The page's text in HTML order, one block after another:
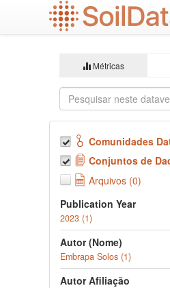
Métricas
Comunidades
Conjuntos de
Arquivos (0)
Publication Year
2023 (1)
Autor (Nome)
Embrapa Solos (1)
Autor Afiliação